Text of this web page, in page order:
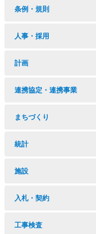
条例・規則
人事・採用
計画
連携協定・連携事業
まちづくり
統計
施設
入札・契約
工事検査